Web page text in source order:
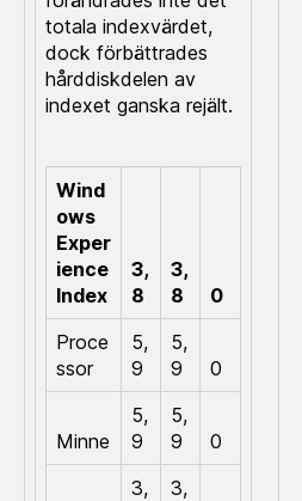
totala indexvärdet,
dock förbättrades
hårddiskdelen av
indexet ganska rejält.
Wind
ows
Exper
ience
Index
3,
8
3,
8
0
Proce
ssor
5,
9
5,
9
0
Minne
5,
9
5,
9
0
3,
3,